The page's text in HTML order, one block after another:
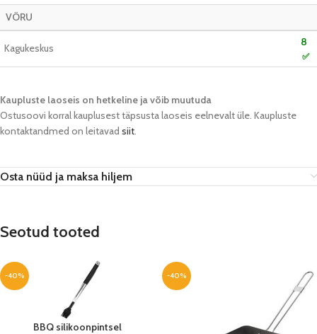
VÕRU
Kagukeskus 8
✅
Kaupluste laoseis on hetkeline ja võib muutuda​
Ostusoovi korral kauplusest täpsusta laoseis eelnevalt üle. Kaupluste
kontaktandmed on leitavad siit.
Osta nüüd ja maksa hiljem
Seotud tooted
-40%
BBQ silikoonpintsel
-40%